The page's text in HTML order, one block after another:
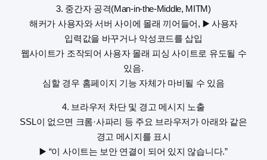
3. 중간자 공격(Man-in-the-Middle, MITM)
해커가 사용자와 서버 사이에 몰래 끼어들어, ▶️ 사용자
입력값을 바꾸거나 악성코드를 삽입
웹사이트가 조작되어 사용자 몰래 피싱 사이트로 유도될 수
있음.
심할 경우 홈페이지 기능 자체가 마비될 수 있음
4. 브라우저 차단 및 경고 메시지 노출
SSL이 없으면 크롬·사파리 등 주요 브라우저가 아래와 같은
경고 메시지를 표시
▶️ “이 사이트는 보안 연결이 되어 있지 않습니다.”